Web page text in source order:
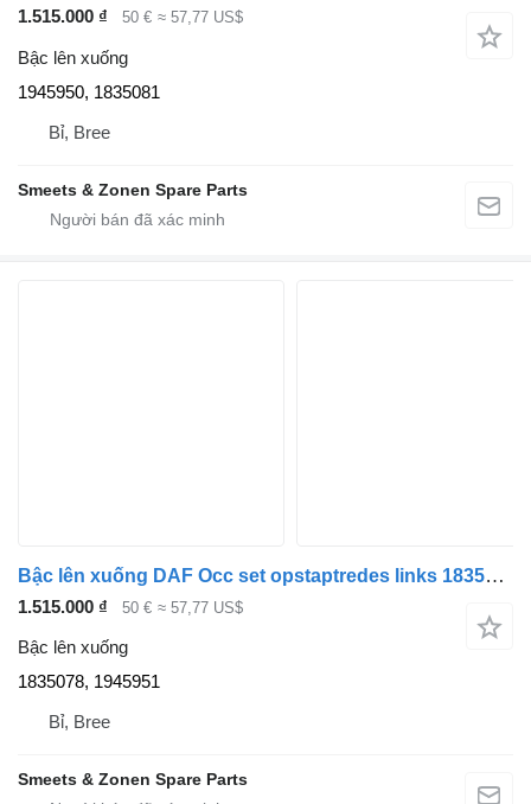
1.515.000 ₫ 50 € ≈ 57,77 US$
Bậc lên xuống
1945950, 1835081
Bỉ, Bree
Smeets & Zonen Spare Parts
Bậc lên xuống DAF Occ set opstaptredes links 1835078, 1945951 dành cho xe tải
1.515.000 ₫ 50 € ≈ 57,77 US$
Bậc lên xuống
1835078, 1945951
Bỉ, Bree
Smeets & Zonen Spare Parts